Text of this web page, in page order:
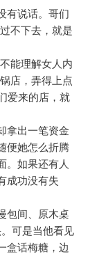
有说话。哥们
不下去，就是
能理解女人内
店，弄得上点
爱来的店，就
拿出一笔资金
便她怎么折腾
。如果还有人
成功没有失
包间、原木桌
可是当他看见
盒话梅糖，边